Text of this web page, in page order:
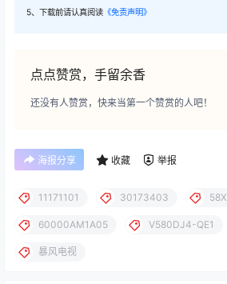
5、下载前请认真阅读 《免责声明》
点点赞赏，手留余香
还没有人赞赏，快来当第一个赞赏的人吧！
海报分享 收藏 举报
11171101 30173403 58X
60000AM1A05 V580DJ4-QE1
暴风电视